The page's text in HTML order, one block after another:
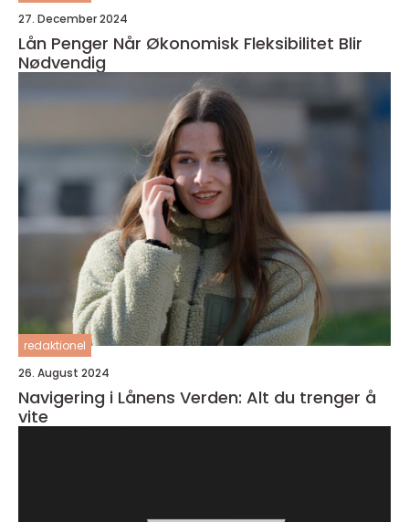
27. December 2024
Lån Penger Når Økonomisk Fleksibilitet Blir
Nødvendig
redaktionel
26. August 2024
Navigering i Lånens Verden: Alt du trenger å
vite